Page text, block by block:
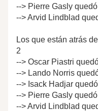
--> Pierre Gasly
--> Arvid Lindblad
Los que están atrás
2
--> Oscar Piastri
--> Lando Norris
--> Isack Hadjar
--> Pierre Gasly
--> Arvid Lindblad